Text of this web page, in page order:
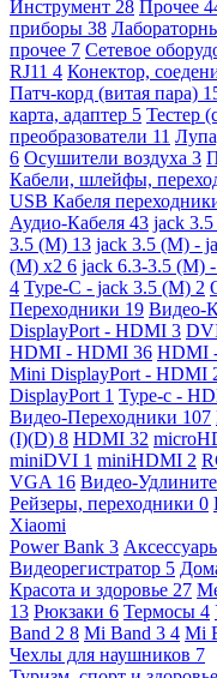
Инструмент 28 Прочее
приборы 38
прочее 7 Сетевое
RJ11 4 Конектор,
Патч-корд (витая пара)
карта, адаптер 5 Тестер
преобразователи 11
6 Осушители воздуха 3
Кабели, шлейфы,
USB Кабеля
Аудио-Кабеля 43 jack
3.5 (M) 13 jack 3.5 (M) -
(M) x2 6 jack 6.3-3.5 (M)
4 Type-C - jack 3.5 (M) 2
Переходники 19 Видео-
DisplayPort - HDMI 3
HDMI - HDMI 36 HDMI
Mini DisplayPort - HDMI
DisplayPort 1 Type-c -
Видео-Переходники 107
(I)(D) 8 HDMI 32
miniDVI 1 miniHDMI 2
VGA 16 Видео-
Рейзеры, переходники 0
Xiaomi
Power Bank 3
Видеорегистратор 5
Красота и здоровье 27
13 Рюкзаки 6 Термосы 4
Band 2 8 Mi Band 3 4 Mi
Чехлы для наушников 7